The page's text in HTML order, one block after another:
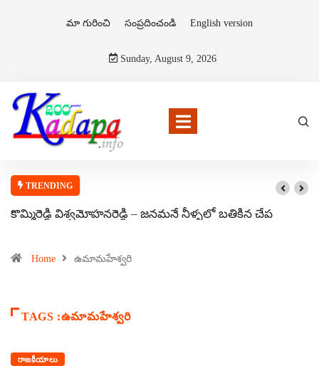
మా గురించి సంప్రదించండి English version
Sunday, August 9, 2026
TRENDING
కొమ్మిరెడ్డి విశ్వమోహనరెడ్డి – జనమనే నీళ్ళలో బతికిన చేప
Home ఉమామహేశ్వరి
TAGS :ఉమామహేశ్వరి
రాజకీయాలు